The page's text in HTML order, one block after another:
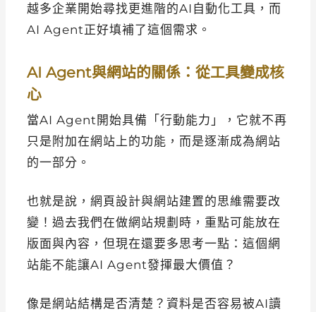
越多企業開始尋找更進階的AI自動化工具，而
AI Agent正好填補了這個需求。
AI Agent與網站的關係：從工具變成核
心
當AI Agent開始具備「行動能力」，它就不再
只是附加在網站上的功能，而是逐漸成為網站
的一部分。
也就是說，網頁設計與網站建置的思維需要改
變！過去我們在做網站規劃時，重點可能放在
版面與內容，但現在還要多思考一點：這個網
站能不能讓AI Agent發揮最大價值？
像是網站結構是否清楚？資料是否容易被AI讀